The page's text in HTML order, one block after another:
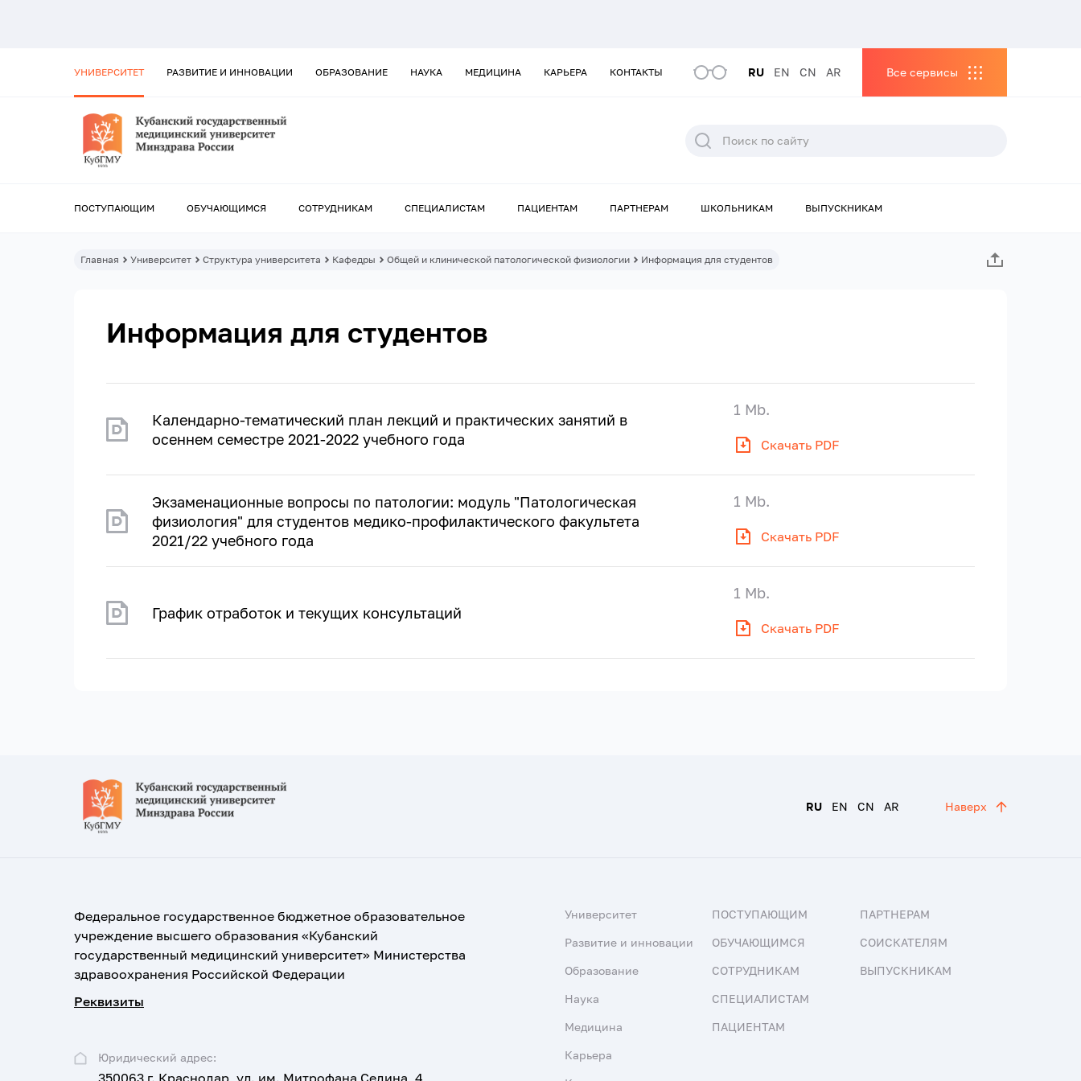
УНИВЕРСИТЕТ РАЗВИТИЕ И ИННОВАЦИИ ОБРАЗОВАНИЕ НАУКА МЕДИЦИНА КАРЬЕРА КОНТАКТЫ RU EN CN AR Все сервисы
ПОСТУПАЮЩИМ ОБУЧАЮЩИМСЯ СОТРУДНИКАМ СПЕЦИАЛИСТАМ ПАЦИЕНТАМ ПАРТНЕРАМ ШКОЛЬНИКАМ ВЫПУСКНИКАМ
Главная Университет Структура университета Кафедры Общей и клинической патологической физиологии Информация для студентов
Информация для студентов
Календарно-тематический план лекций и практических занятий в
осеннем семестре 2021-2022 учебного года
Скачать PDF
1 Mb.
Экзаменационные вопросы по патологии: модуль "Патологическая
физиология" для студентов медико-профилактического факультета
2021/22 учебного года
Скачать PDF
1 Mb.
График отработок и текущих консультаций
Скачать PDF
1 Mb.
RU EN CN AR Наверх
Федеральное государственное бюджетное образовательное
учреждение высшего образования «Кубанский
государственный медицинский университет» Министерства
здравоохранения Российской Федерации
Реквизиты
Юридический адрес:
Университет
Развитие и инновации
Образование
Наука
Медицина
Карьера
ПОСТУПАЮЩИМ
ОБУЧАЮЩИМСЯ
СОТРУДНИКАМ
СПЕЦИАЛИСТАМ
ПАЦИЕНТАМ
ПАРТНЕРАМ
СОИСКАТЕЛЯМ
ВЫПУСКНИКАМ